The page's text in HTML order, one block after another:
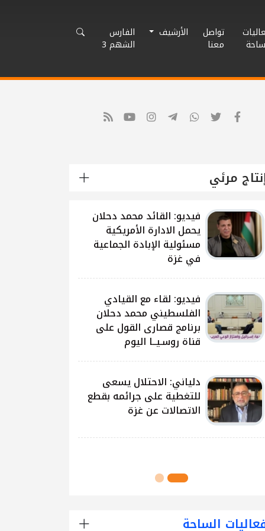
تواصل
معنا
الأرشيف الفارس
الشهم 3
مرئي
شاهد: لقاء القيادي
الفلسطيني محمد دحلان
حول تطورات الحرب
الاسرائيلية
النيرب: اللجنة الوطنية
للشراكة والتنمية بدأت بتوزيع
آلاف الحقائب على الطلبة
اللجنة الوطنية للشراكة
والتنمية تُنفذ مشروع توزيع
محافظة رفح
الساحة